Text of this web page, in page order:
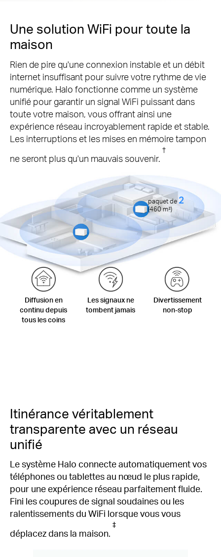
Une solution WiFi pour toute la
maison
Rien de pire qu'une connexion instable et un débit
internet insuffisant pour suivre votre rythme de vie
numérique. Halo fonctionne comme un système
unifié pour garantir un signal WiFi puissant dans
toute votre maison, vous offrant ainsi une
expérience réseau incroyablement rapide et stable.
Les interruptions et les mises en mémoire tampon
ne seront plus qu'un mauvais souvenir.
†
Diffusion en
continu depuis
tous les coins
Les signaux ne
tombent jamais
Divertissement
non-stop
paquet de2
(460m²)
Itinérance véritablement
transparente avec un réseau
unifié
Le système Halo connecte automatiquement vos
téléphones ou tablettes au nœud le plus rapide,
pour une expérience réseau parfaitement fluide.
Fini les coupures de signal soudaines ou les
ralentissements du WiFi lorsque vous vous
déplacez dans la maison.
‡